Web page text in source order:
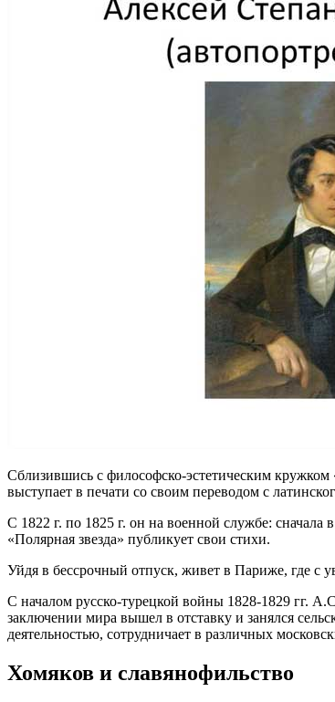
Сблизившись с философско-эстетическим
выступает в печати со своим переводом с
С 1822 г. по 1825 г. он на военной службе:
«Полярная звезда» публикует свои стихи.
Уйдя в бессрочный отпуск, живет в Париже, где с
С началом русско-турецкой войны 1828-1829 гг.
заключении мира вышел в отставку и занялся
деятельностью, сотрудничает в различных
Хомяков и славянофильство